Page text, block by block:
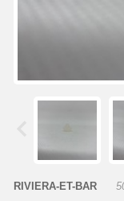
RIVIERA-ET-BAR